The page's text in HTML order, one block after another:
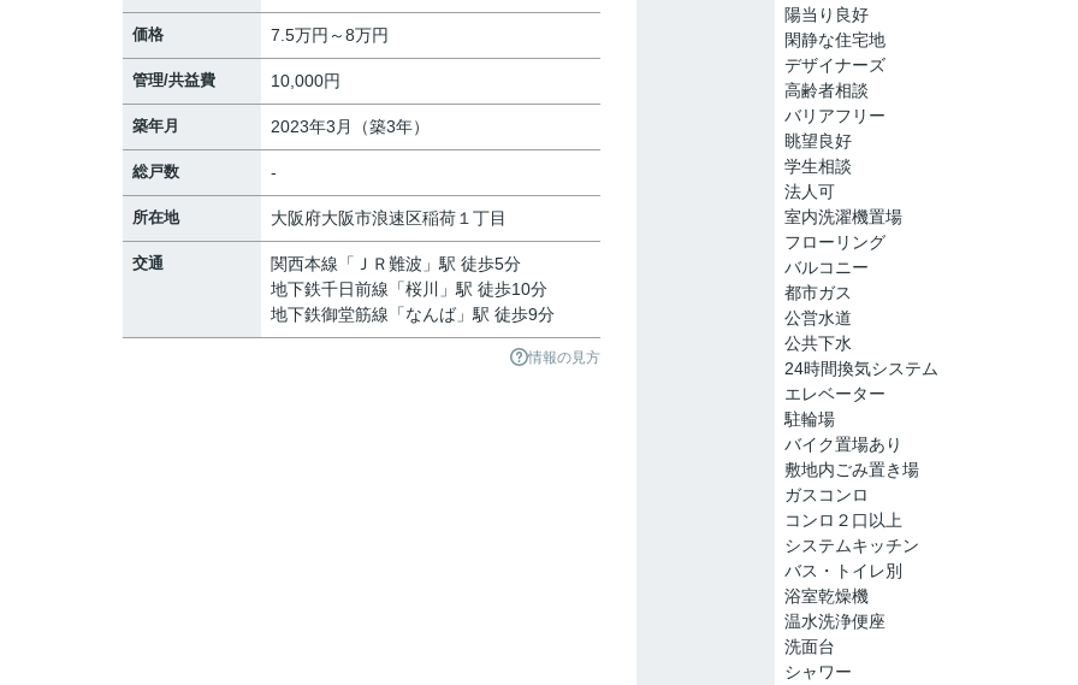
価格 7.5万円～8万円
管理/共益費 10,000円
築年月 2023年3月（築3年）
総戸数 -
所在地 大阪府大阪市浪速区稲荷 １丁目
交通 関西本線 「 ＪＲ難波 」駅 徒歩5分
地下鉄千日前線 「桜川
」駅 徒歩10分
地下鉄御堂筋線 「なんば 」駅 徒歩9分
情報の見方
陽当り良好
閑静な住宅地
デザイナーズ
高齢者相談
バリアフリー
眺望良好
学生相談
法人可
室内洗濯機置場
フローリング
バルコニー
都市ガス
公営水道
公共下水
24時間換気システム
エレベーター
駐輪場
バイク置場あり
敷地内ごみ置き場
ガスコンロ
コンロ２口以上
システムキッチン
バス・トイレ別
浴室乾燥機
温水洗浄便座
洗面台
シャワー